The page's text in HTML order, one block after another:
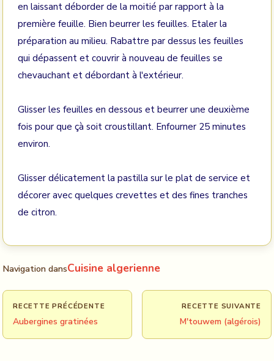
en laissant déborder de la moitié par rapport à la
première feuille. Bien beurrer les feuilles. Etaler la
préparation au milieu. Rabattre par dessus les feuilles
qui dépassent et couvrir à nouveau de feuilles se
chevauchant et débordant à l'extérieur.
Glisser les feuilles en dessous et beurrer une deuxième
fois pour que çà soit croustillant. Enfourner 25 minutes
environ.
Glisser délicatement la pastilla sur le plat de service et
décorer avec quelques crevettes et des fines tranches
de citron.
Navigation dansCuisine algerienne
RECETTE PRÉCÉDENTE
Aubergines gratinées
RECETTE SUIVANTE
M'touwem (algérois)